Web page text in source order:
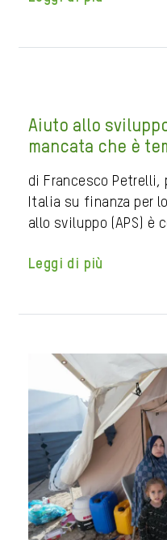
Aiuto allo
mancata che è
di Francesco Petrelli,
Italia su finanza per
allo sviluppo (APS)
Leggi di più